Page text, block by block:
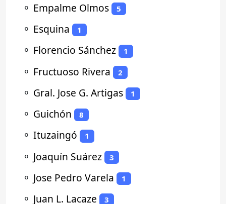
⚬ Empalme Olmos 5
⚬ Esquina 1
⚬ Florencio Sánchez 1
⚬ Fructuoso Rivera 2
⚬ Gral. Jose G. Artigas 1
⚬ Guichón 8
⚬ Ituzaingó 1
⚬ Joaquín Suárez 3
⚬ Jose Pedro Varela 1
⚬ Juan L. Lacaze 3